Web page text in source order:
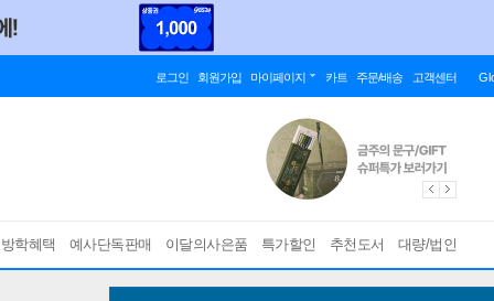
로그인 회원가입 마이페이지 카트 주문/배송 고객센터
학혜택 예사단독판매 이달의사은품 특가할인 추천도서 대량/법인